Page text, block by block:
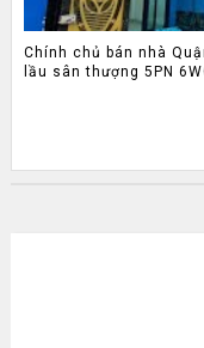
Chính chủ bán nhà
lầu sân thượng 5PN